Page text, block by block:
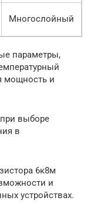
Многослойный
параметры,
мощность и
выборе
в
6к8м
и
устройствах.